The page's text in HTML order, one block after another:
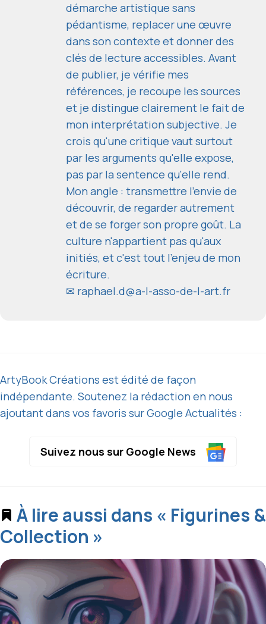
démarche artistique sans
pédantisme, replacer une œuvre
dans son contexte et donner des
clés de lecture accessibles. Avant
de publier, je vérifie mes
références, je recoupe les sources
et je distingue clairement le fait de
mon interprétation subjective. Je
crois qu'une critique vaut surtout
par les arguments qu'elle expose,
pas par la sentence qu'elle rend.
Mon angle : transmettre l'envie de
découvrir, de regarder autrement
et de se forger son propre goût. La
culture n'appartient pas qu'aux
initiés, et c'est tout l'enjeu de mon
écriture.
✉ raphael.d@a-l-asso-de-l-art.fr
ArtyBook Créations est édité de façon
indépendante. Soutenez la rédaction en nous
ajoutant dans vos favoris sur Google Actualités :
Suivez nous sur Google News
À lire aussi dans « Figurines &
Collection »